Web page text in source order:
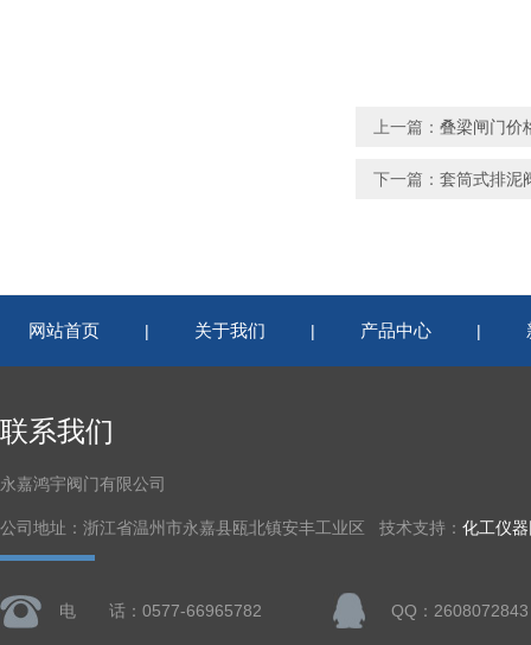
上一篇： 叠梁闸门价
下一篇： 套筒式排泥
网站首页 | 关于我们 | 产品中心 |
联系我们
永嘉鸿宇阀门有限公司
公司地址：浙江省温州市永嘉县瓯北镇安丰工业区 技术支持： 化工仪
电 话：0577-66965782 QQ：2608072843